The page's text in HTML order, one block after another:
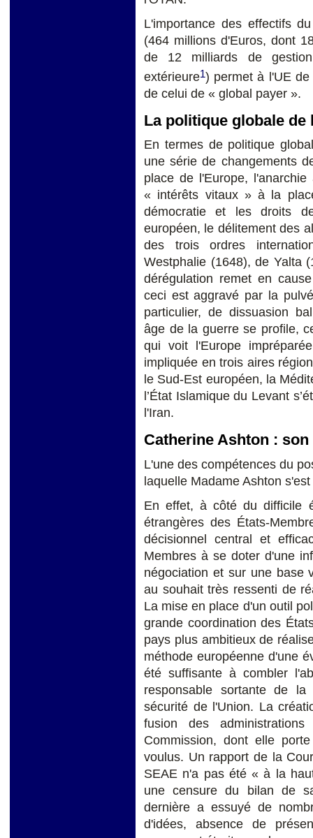
L'importance des effectifs
(464 millions d'Euros, dont
de 12 milliards de
extérieure1) permet à l'UE
de celui de « global payer ».
La politique globale de
En termes de politique
une série de changements
place de l'Europe,
« intérêts vitaux » à la
démocratie et les droits
européen, le délitement des
des trois ordres
Westphalie (1648), de Yalta
dérégulation remet en
ceci est aggravé par la
particulier, de dissuasion
âge de la guerre se profile,
qui voit l'Europe
impliquée en trois aires
le Sud-Est européen, la
l’État Islamique du Levant
l'Iran.
Catherine Ashton :
L'une des compétences du
laquelle Madame Ashton
En effet, à côté du difficile
étrangères des États-
décisionnel central et
Membres à se doter d'une
négociation et sur une base
au souhait très ressenti de
La mise en place d'un outil
grande coordination des
pays plus ambitieux de
méthode européenne d'une
été suffisante à combler
responsable sortante de
sécurité de l'Union. La
fusion des
Commission, dont elle
voulus. Un rapport de la
SEAE n'a pas été « à la
une censure du bilan de
dernière a essuyé de
d'idées, absence de